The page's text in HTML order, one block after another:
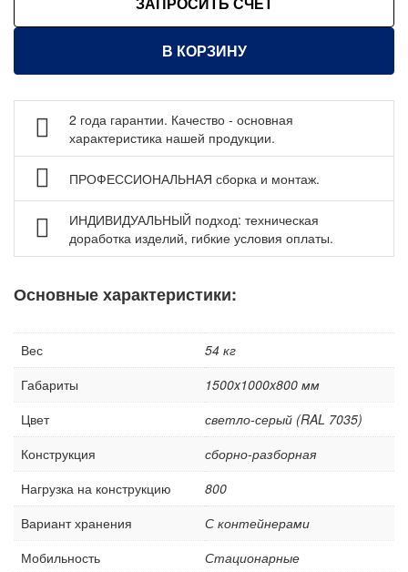
Стеллажи металлические
Тележки ручные для перевозки грузов
Колеса и колесные опоры
Аксессуары для сварки
Контейнеры производственные
Грузоподъемное оборудование
Нестандартные изделия
Платформы подкатные SF
В КОРЗИНУ
2 года гарантии. Качество - основная
характеристика нашей продукции.
ПРОФЕССИОНАЛЬНАЯ сборка и монтаж.
ИНДИВИДУАЛЬНЫЙ подход: техническая
доработка изделий, гибкие условия оплаты.
Основные характеристики:
Вес
54 кг
Габариты
1500x1000x800 мм
Цвет
светло-серый (RAL 7035)
Конструкция
сборно-разборная
Нагрузка на конструкцию
800
Вариант хранения
С контейнерами
Мобильность
Стационарные